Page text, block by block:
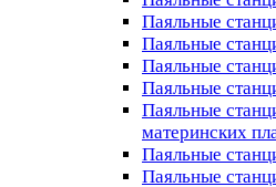
Паяльные
Паяльные
Паяльные
Паяльные
Паяльные
материнских
Паяльные
Паяльные